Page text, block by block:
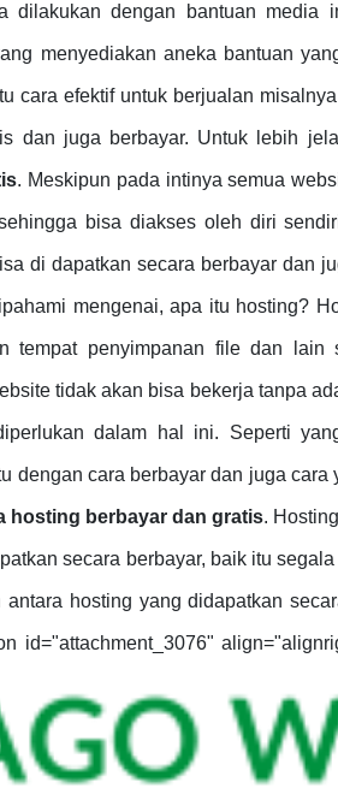
dengan bantuan media
menyediakan aneka bantuan
cara efektif untuk berjualan
dan juga berbayar. Untuk lebih
. Meskipun pada intinya semua
bisa diakses oleh diri
di dapatkan secara berbayar dan
mengenai, apa itu hosting?
tempat penyimpanan file dan lain
tidak akan bisa bekerja tanpa
dalam hal ini. Seperti
dengan cara berbayar dan juga cara
hosting berbayar dan gratis.
secara berbayar, baik itu
hosting yang didapatkan
id="attachment_3076"